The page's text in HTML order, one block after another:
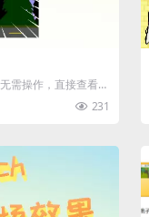
需操作，直接查看效
231